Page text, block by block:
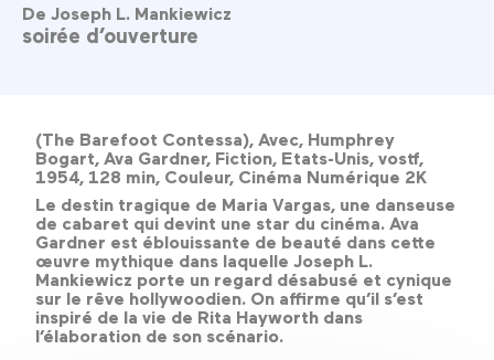
De Joseph L. Mankiewicz
soirée d’ouverture
(The Barefoot Contessa), Avec, Humphrey
Bogart, Ava Gardner, Fiction, Etats-Unis, vostf,
1954, 128 min, Couleur, Cinéma Numérique 2K
Le destin tragique de Maria Vargas, une danseuse
de cabaret qui devint une star du cinéma. Ava
Gardner est éblouissante de beauté dans cette
œuvre mythique dans laquelle Joseph L.
Mankiewicz porte un regard désabusé et cynique
sur le rêve hollywoodien. On affirme qu’il s’est
inspiré de la vie de Rita Hayworth dans
l’élaboration de son scénario.